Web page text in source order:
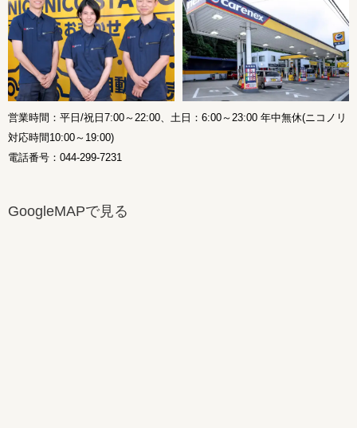
営業時間：平日/祝日7:00～22:00、土日：6:00～23:00 年中無休(ニコノリ
対応時間10:00～19:00)
電話番号：044-299-7231
GoogleMAPで見る